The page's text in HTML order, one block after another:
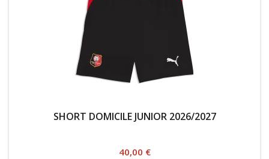
SHORT DOMICILE JUNIOR 2026/2027
Prix
40,00 €